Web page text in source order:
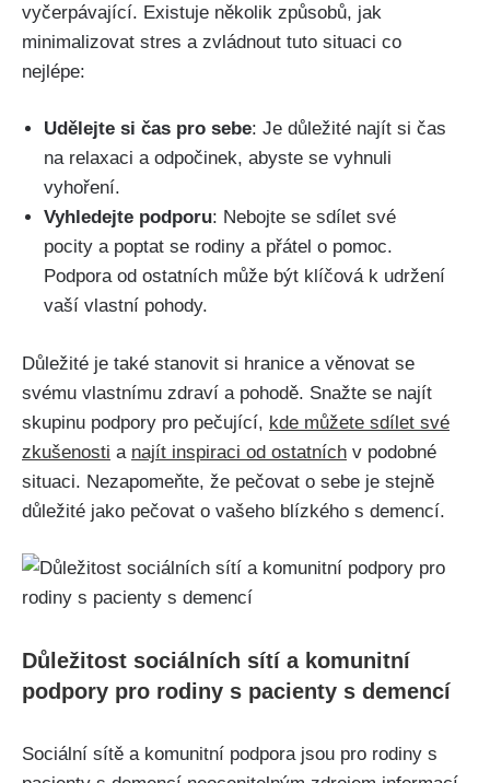
vyčerpávající. Existuje několik způsobů, jak
minimalizovat stres a zvládnout tuto situaci co
nejlépe:
Udělejte si čas pro sebe: Je důležité najít si čas
na relaxaci a odpočinek, abyste se vyhnuli
vyhoření.
Vyhledejte podporu: Nebojte se sdílet své
pocity a poptat se rodiny a přátel o pomoc.
Podpora od ostatních může být klíčová k udržení
vaší vlastní pohody.
Důležité je také stanovit si hranice a věnovat se
svému vlastnímu zdraví a pohodě. Snažte se najít
skupinu podpory pro pečující, kde můžete sdílet své
zkušenosti a najít inspiraci od ostatních v podobné
situaci. Nezapomeňte, že pečovat o sebe je stejně
důležité jako pečovat o vašeho blízkého s demencí.
Důležitost sociálních sítí a komunitní
podpory pro rodiny s pacienty s demencí
Sociální sítě a komunitní podpora jsou pro rodiny s